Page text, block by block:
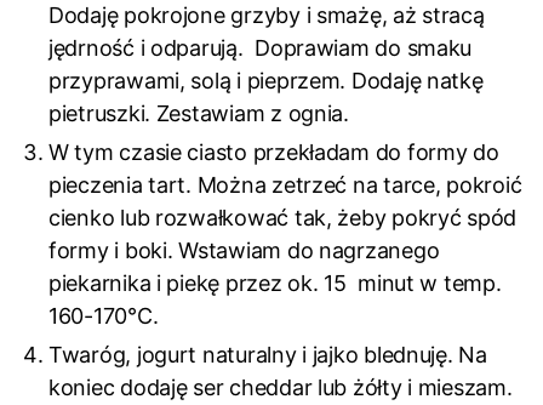
Dodaję pokrojone grzyby i smażę, aż stracą
jędrność i odparują. Doprawiam do smaku
przyprawami, solą i pieprzem. Dodaję natkę
pietruszki. Zestawiam z ognia.
W tym czasie ciasto przekładam do formy do
pieczenia tart. Można zetrzeć na tarce, pokroić
cienko lub rozwałkować tak, żeby pokryć spód
formy i boki. Wstawiam do nagrzanego
piekarnika i piekę przez ok. 15 minut w temp.
160-170°C.
Twaróg, jogurt naturalny i jajko blednuję. Na
koniec dodaję ser cheddar lub żółty i mieszam.